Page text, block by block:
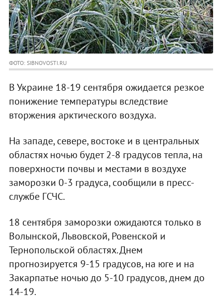
ФОТО: SIBNOVOSTI.RU
В Украине 18-19 сентября ожидается резкое
понижение температуры вследствие
вторжения арктического воздуха.
На западе, севере, востоке и в центральных
областях ночью будет 2-8 градусов тепла, на
поверхности почвы и местами в воздухе
заморозки 0-3 градуса, сообщили в пресс-
службе ГСЧС.
18 сентября заморозки ожидаются только в
Волынской, Львовской, Ровенской и
Тернопольской областях. Днем
прогнозируется 9-15 градусов, на юге и на
Закарпатье ночью до 5-10 градусов, днем до
14-19.